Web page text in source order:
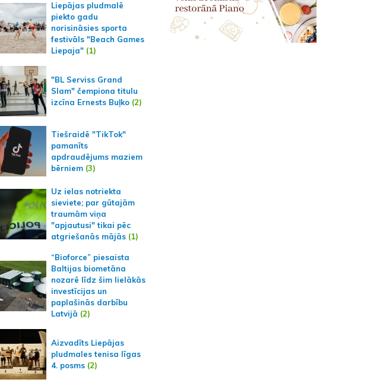
Liepājas pludmalē
piekto gadu
norisināsies sporta
festivāls "Beach Games
Liepaja" (1)
"BL Serviss Grand
Slam" čempiona titulu
izcīna Ernests Buļko (2)
Tiešraidē "TikTok"
pamanīts
apdraudējums maziem
bērniem (3)
Uz ielas notriekta
sieviete; par gūtajām
traumām viņa
"apjautusi" tikai pēc
atgriešanās mājās (1)
“Bioforce” piesaista
Baltijas biometāna
nozarē līdz šim lielākās
investīcijas un
paplašinās darbību
Latvijā (2)
Aizvadīts Liepājas
pludmales tenisa līgas
4. posms (2)